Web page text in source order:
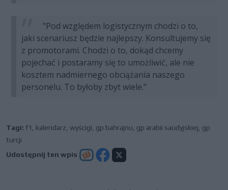
"Pod względem logistycznym chodzi o to,
jaki scenariusz będzie najlepszy. Konsultujemy się
z promotorami. Chodzi o to, dokąd chcemy
pojechać i postaramy się to umożliwić, ale nie
kosztem nadmiernego obciążania naszego
personelu. To byłoby zbyt wiele."
Tagi: f1 kalendarz wyścigi gp bahrajnu gp arabii saudyjskiej gp
turcji
Udostępnij ten wpis